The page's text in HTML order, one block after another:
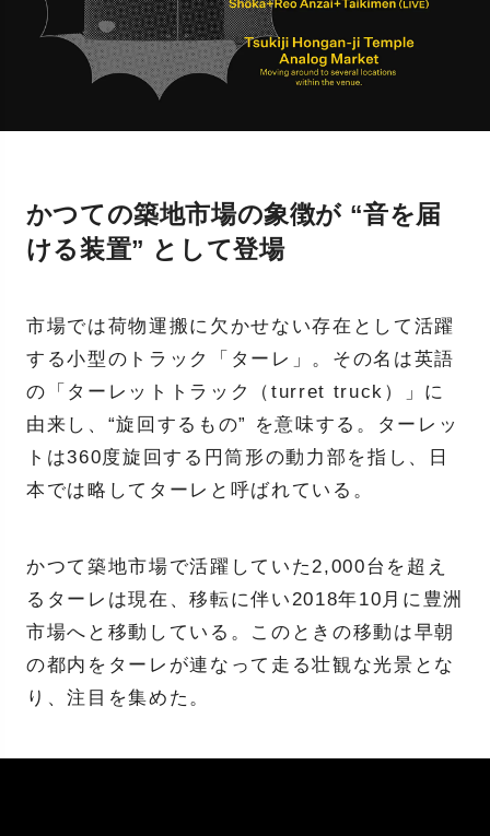
かつての築地市場の象徴が “音を届
ける装置” として登場
市場では荷物運搬に欠かせない存在として活躍
する小型のトラック「ターレ」。その名は英語
の「ターレットトラック（turret truck）」に
由来し、“旋回するもの” を意味する。ターレッ
トは360度旋回する円筒形の動力部を指し、日
本では略してターレと呼ばれている。
かつて築地市場で活躍していた2,000台を超え
るターレは現在、移転に伴い2018年10月に豊洲
市場へと移動している。このときの移動は早朝
の都内をターレが連なって走る壮観な光景とな
り、注目を集めた。